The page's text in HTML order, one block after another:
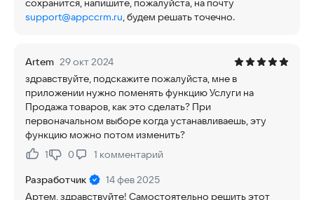
сохранится, напишите, пожалуйста, на почту
support@appccrm.ru, будем решать точечно.
Artem 29 окт 2024
здравствуйте, подскажите пожалуйста, мне в
приложении нужно поменять функцию Услуги на
Продажа товаров, как это сделать? При
первоначальном выборе когда устанавливаешь, эту
функцию можно потом изменить?
Нравится:
1Не нравится:
0 1 комментарий
Разработчик
14 фев 2025
Артем, здравствуйте! Самостоятельно решить этот